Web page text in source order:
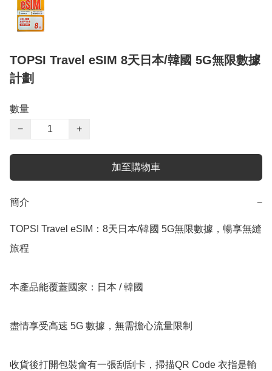
TOPSI Travel eSIM 8天日本/韓國 5G無限數據
計劃
數量
−
+
加至購物車
簡介 −
TOPSI Travel eSIM：8天日本/韓國 5G無限數據，暢享無縫
旅程
本產品能覆蓋國家：日本 / 韓國
盡情享受高速 5G 數據，無需擔心流量限制
收貨後打開包裝會有一張刮刮卡，掃描QR Code 衣指是輸